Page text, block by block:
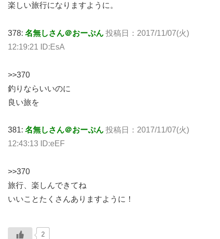
楽しい旅行になりますように。
378: 名無しさん＠おーぷん 投稿日：2017/11/07(火)
12:19:21 ID:EsA
>>370
釣りならいいのに
良い旅を
381: 名無しさん＠おーぷん 投稿日：2017/11/07(火)
12:43:13 ID:eEF
>>370
旅行、楽しんできてね
いいことたくさんありますように！
2